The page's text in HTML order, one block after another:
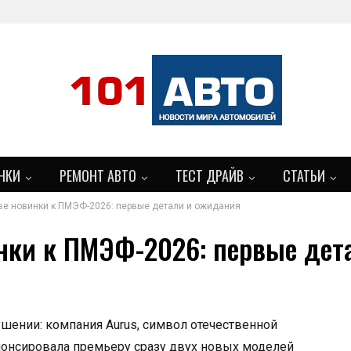
РЕМОНТ АВТО ТЕСТ ДРАЙВ
СТАТЬИ
БОЛЬШЕ
новинки к ПМЭФ-2026: первые детали и ожидания
к ПМЭФ-2026: первые
компания Aurus, символ отечественной
премьеру сразу двух новых моделей